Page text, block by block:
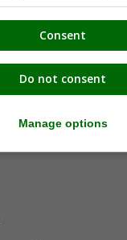
Consent
Do not consent
Manage options